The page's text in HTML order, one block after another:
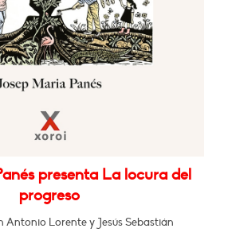
presenta La locura del
progreso
Antonio Lorente y Jesús Sebastián